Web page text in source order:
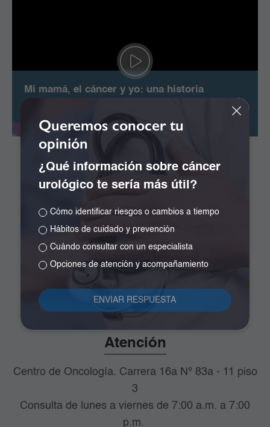
Mi mamá, el cáncer y yo: una historia
esperanza y amor.
Contacto:
Correo electrónico:senocountry@gmail.com
Celulares:
Agendamiento de citas: 317 2652104 y
WhatsApp 3165472341
Atención
Centro de Oncología. Carrera 16a N° 83a - 11 piso
3
Consulta de lunes a viernes de 7:00 a.m. a 7:00
p.m.
Queremos conocer tu
opinión
¿Qué información sobre cáncer
urológico te sería más útil?
Cómo identificar riesgos o cambios a tiempo
Hábitos de cuidado y prevención
Cuándo consultar con un especialista
Opciones de atención y acompañamiento